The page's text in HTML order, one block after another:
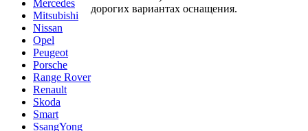
Mercedes
Mitsubishi
Nissan
Opel
Peugeot
Porsche
Range Rover
Renault
Skoda
Smart
SsangYong
дорогих вариантах оснащения.